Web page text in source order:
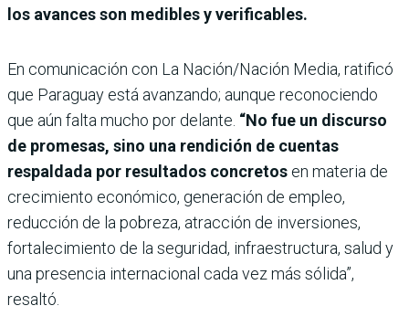
los avances son medibles y verificables.
En comunicación con La Nación/Nación Media, ratificó
que Paraguay está avanzando; aunque reconociendo
que aún falta mucho por delante. “No fue un discurso
de promesas, sino una rendición de cuentas
respaldada por resultados concretos en materia de
crecimiento económico, generación de empleo,
reducción de la pobreza, atracción de inversiones,
fortalecimiento de la seguridad, infraestructura, salud y
una presencia internacional cada vez más sólida”,
resaltó.